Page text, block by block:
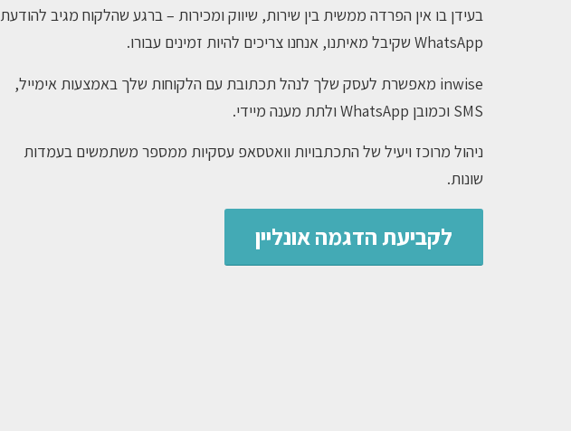
בעידן בו אין הפרדה ממשית בין שירות, שיווק ומכירות – ברגע שהלקוח מגיב להודעת
WhatsApp שקיבל מאיתנו, אנחנו צריכים להיות זמינים עבורו.
inwise מאפשרת לעסק שלך לנהל תכתובת עם הלקוחות שלך באמצעות אימייל,
SMS וכמובן WhatsApp ולתת מענה מיידי.
ניהול מרוכז ויעיל של התכתבויות וואטסאפ עסקיות ממספר משתמשים בעמדות
שונות.
לקביעת הדגמה אונליין